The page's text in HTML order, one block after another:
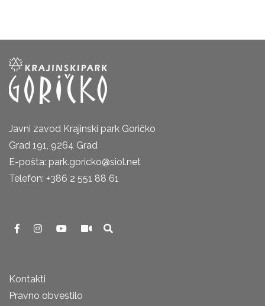
Javni zavod Krajinski park Goričko
Grad 191, 9264 Grad
E-pošta: park.goricko@siol.net
Telefon: +386 2 551 88 61
Kontakti
Pravno obvestilo